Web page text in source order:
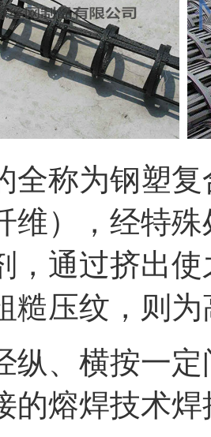
全称为钢塑
维），经特
，通过挤出
糙压纹，则
纵、横按一
的熔焊技术